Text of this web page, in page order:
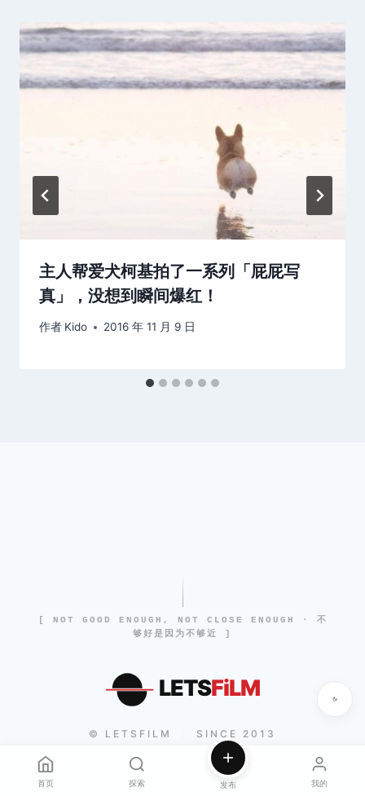
主人帮爱犬柯基拍了一系列「屁屁写
真」，没想到瞬间爆红！
作者 Kido 2016 年 11 月 9 日
[ NOT GOOD ENOUGH, NOT CLOSE ENOUGH · 不
够好是因为不够近 ]
LETSFiLM
© LETSFILM SINCE 2013
首页 探索 发布 我的